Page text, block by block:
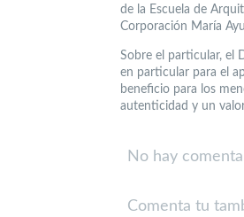
de la Escuela de
Corporación María
Sobre el particular, el
en particular para el
beneficio para los
autenticidad y un
No hay
Comenta tu